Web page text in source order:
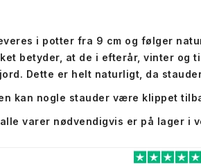
i potter fra 9 cm og følger
betyder, at de i efterår, vinter og
Dette er helt naturligt, da
kan nogle stauder være klippet
varer nødvendigvis er på lager i